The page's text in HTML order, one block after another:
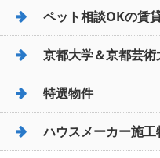
ペット相談OKの賃
京都大学＆京都芸術
特選物件
ハウスメーカー施工